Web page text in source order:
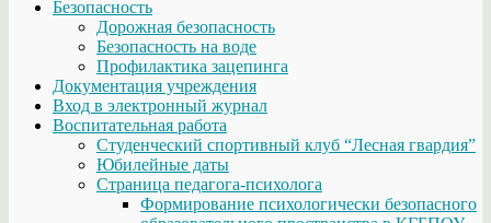
Безопасность
Дорожная безопасность
Безопасность на воде
Профилактика зацепинга
Документация учреждения
Вход в электронный журнал
Воспитательная работа
Студенческий спортивный клуб “Лесная гвардия”
Юбилейные даты
Страница педагога-психолога
Формирование психологически безопасного